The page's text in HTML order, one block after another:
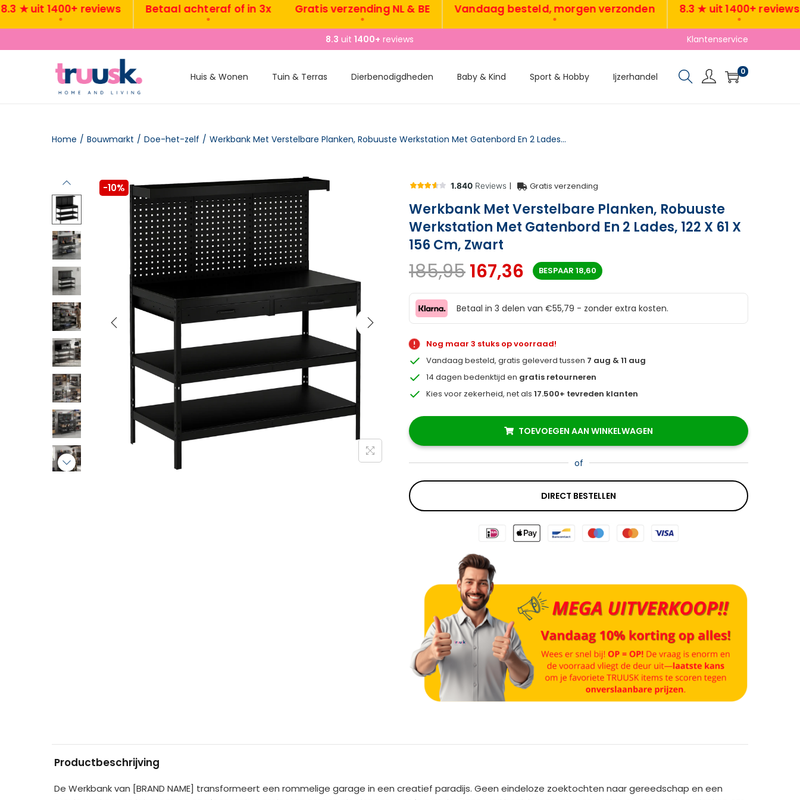
uit 1400+ reviews Betaal achteraf of in 3x Gratis verzending NL & BE Vandaag besteld, morgen verzonden 8.3 ★ uit 1400+ reviews
8.3 uit 1400+ reviews Klantenservice
Huis & Wonen Tuin & Terras Dierbenodigdheden Baby & Kind Sport & Hobby Ijzerhandel 0
Home / Bouwmarkt / Doe-het-zelf / Werkbank Met Verstelbare Planken, Robuuste Werkstation Met Gatenbord En 2 Lades, 122 X 61 X 156 Cm, Zwart
-10% | Gratis verzending
Werkbank Met Verstelbare Planken, Robuuste
Werkstation Met Gatenbord En 2 Lades, 122 X 61 X
156 Cm, Zwart
185,95167,36 BESPAAR 18,60
Betaal in 3 delen van €55,79 - zonder extra kosten.
Nog maar 3 stuks op voorraad!
Vandaag besteld, gratis geleverd tussen 7 aug & 11 aug
14 dagen bedenktijd en gratis retourneren
Kies voor zekerheid, net als17.500+ tevreden klanten
TOEVOEGEN AAN WINKELWAGEN
of
DIRECT BESTELLEN
r
Productbeschrijving
De Werkbank van [BRAND NAME] transformeert een rommelige garage in een creatief paradijs. Geen eindeloze zoektochten naar gereedschap en een